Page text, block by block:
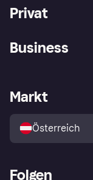
Privat
Shops entdecken
Business
Händlerportal
Markt
Österreich
Folgen